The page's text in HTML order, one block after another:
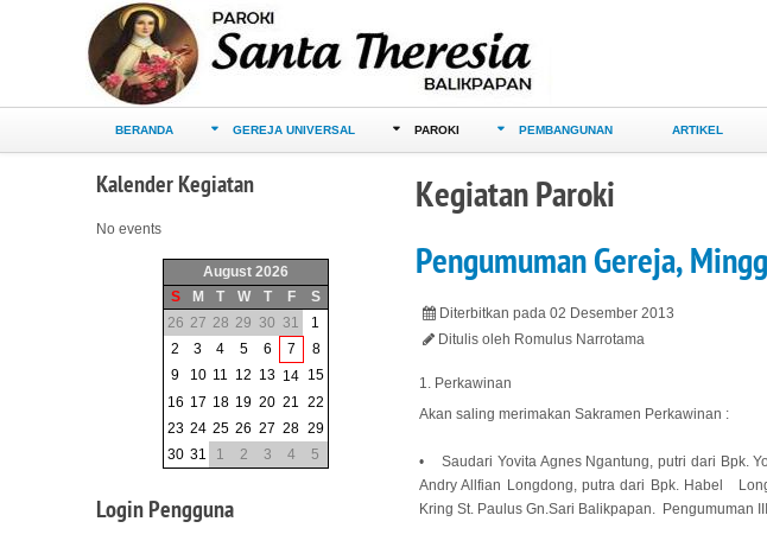
BERANDA GEREJA UNIVERSAL PAROKI PEMBANGUNAN ARTIKEL
Kalender Kegiatan
No events
August 2026
S
M T W T F
S
26 27 28 29 30 31
1
2
3 4 5 6 7
8
9
10 11 12 13 14 15
16 17 18 19 20 21 22
23 24 25 26 27 28 29
30 31 1 2 3 4 5
Login Pengguna
Kegiatan Paroki
Pengumuman Gereja,
Diterbitkan pada 02 Desember 2013
Ditulis oleh Romulus Narrotama
1. Perkawinan
Akan saling merimakan Sakramen Perkawinan :
• Saudari Yovita Agnes Ngantung, putri dari Bpk.
Andry Allfian Longdong, putra dari Bpk. Habel
Kring St. Paulus Gn.Sari Balikpapan. Pengumuman III